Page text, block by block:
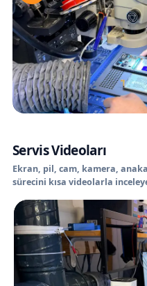
Servis Videoları
Ekran, pil, cam, kamera,
sürecini kısa videolarla